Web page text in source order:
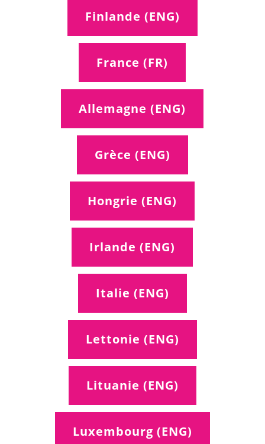
Finlande (ENG)
France (FR)
Allemagne (ENG)
Grèce (ENG)
Hongrie (ENG)
Irlande (ENG)
Italie (ENG)
Lettonie (ENG)
Lituanie (ENG)
Luxembourg (ENG)